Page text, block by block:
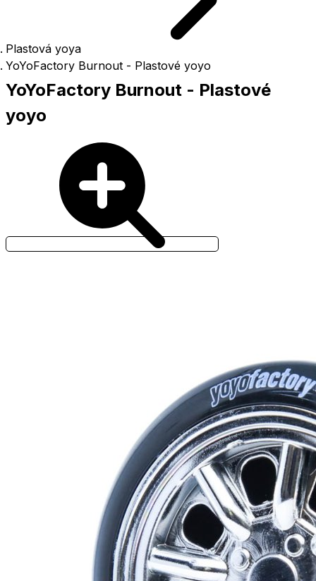
Plastová yoya
YoYoFactory Burnout - Plastové yoyo
YoYoFactory Burnout - Plastové
yoyo